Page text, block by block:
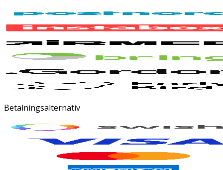
Betalningsalternativ